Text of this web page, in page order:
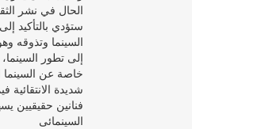
الحال في نشر
ستؤدي بالتأكيد
السينما وتذوقه
إلى تطور
خاصة عن السينما
شديدة الانتقائية
فنانين حقيقيين
السينمائى